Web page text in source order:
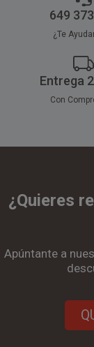
649
¿Te
Entrega
Con
¿Quieres
Apúntante a